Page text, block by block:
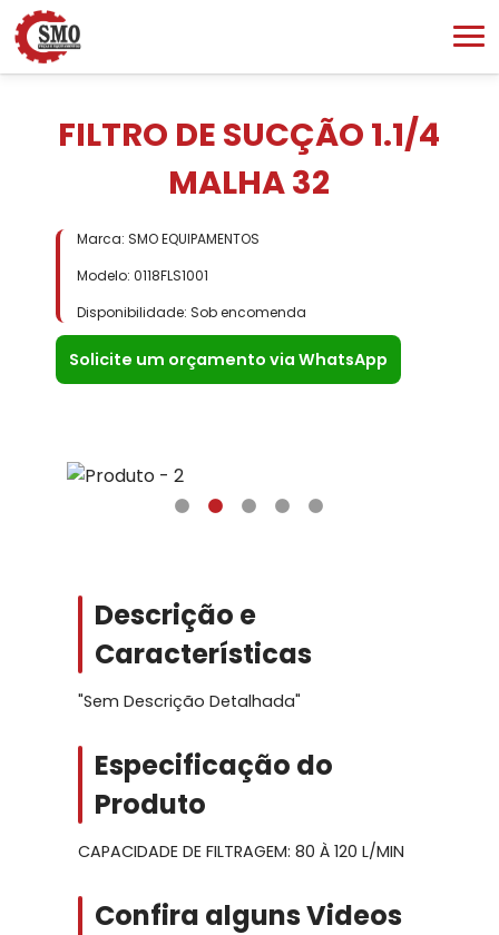
FILTRO DE SUCÇÃO 1.1/4
MALHA 32
Marca: SMO EQUIPAMENTOS
Modelo: 0118FLS1001
Disponibilidade: Sob encomenda
Solicite um orçamento via WhatsApp
Descrição e
Características
"Sem Descrição Detalhada"
Especificação do
Produto
CAPACIDADE DE FILTRAGEM: 80 À 120 L/MIN
Confira alguns Videos